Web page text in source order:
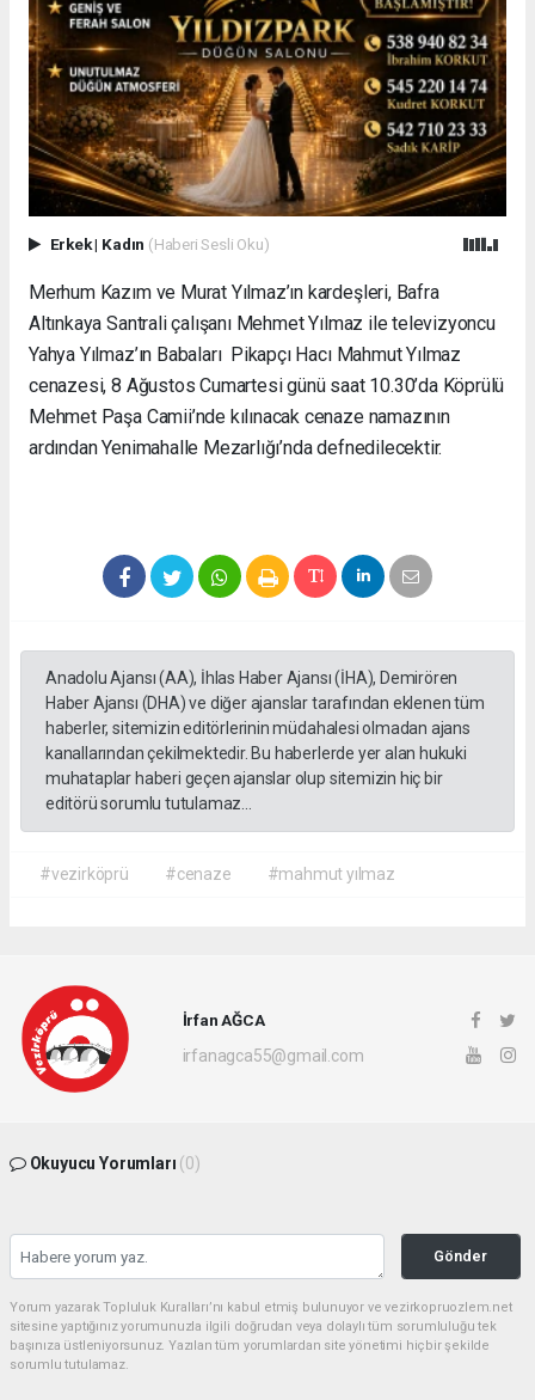
Erkek| Kadın (Haberi Sesli Oku)
Merhum Kazım ve Murat Yılmaz’ın kardeşleri, Bafra
Altınkaya Santrali çalışanı Mehmet Yılmaz ile televizyoncu
Yahya Yılmaz’ın Babaları Pikapçı Hacı Mahmut Yılmaz
cenazesi, 8 Ağustos Cumartesi günü saat 10.30’da Köprülü
Mehmet Paşa Camii’nde kılınacak cenaze namazının
ardından Yenimahalle Mezarlığı’nda defnedilecektir.
Anadolu Ajansı (AA), İhlas Haber Ajansı (İHA), Demirören
Haber Ajansı (DHA) ve diğer ajanslar tarafından eklenen tüm
haberler, sitemizin editörlerinin müdahalesi olmadan ajans
kanallarından çekilmektedir. Bu haberlerde yer alan hukuki
muhataplar haberi geçen ajanslar olup sitemizin hiç bir
editörü sorumlu tutulamaz...
#vezirköprü #cenaze #mahmut yılmaz
İrfan AĞCA
irfanagca55@gmail.com
Okuyucu Yorumları (0)
Gönder
Yorum yazarak Topluluk Kuralları’nı kabul etmiş bulunuyor ve vezirkopruozlem.net
sitesine yaptığınız yorumunuzla ilgili doğrudan veya dolaylı tüm sorumluluğu tek
başınıza üstleniyorsunuz. Yazılan tüm yorumlardan site yönetimi hiçbir şekilde
sorumlu tutulamaz.